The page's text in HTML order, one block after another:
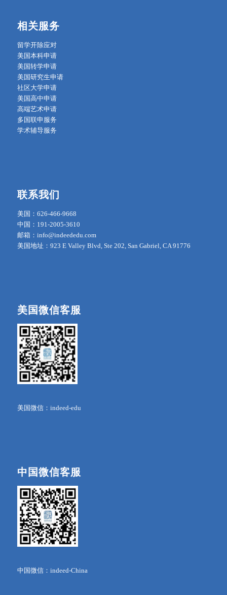
相关服务
留学开除应对
美国本科申请
美国转学申请
美国研究生申请
社区大学申请
美国高中申请
高端艺术申请
多国联申服务
学术辅导服务
联系我们
美国：626-466-9668
中国：191-2005-3610
邮箱：info@indeededu.com
美国地址：923 E Valley Blvd, Ste 202, San Gabriel, CA 91776
美国微信客服
美国微信：indeed-edu
中国微信客服
中国微信：indeed-China